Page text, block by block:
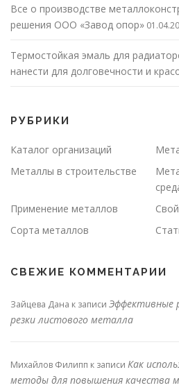
Все о производстве
решения ООО «Завод опор»
Термостойкая эмаль для
нанести для долговечности и
РУБРИКИ
Каталог организаций
Металлы в строительстве
Применение металлов
Сорта металлов
СВЕЖИЕ КОММЕНТАРИИ
Зайцева Дана к записи Эффективные
резки листового металла
Михайлов Филипп к записи Как
методы для повышения качества